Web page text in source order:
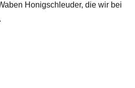
Honigschleuder, die wir bei